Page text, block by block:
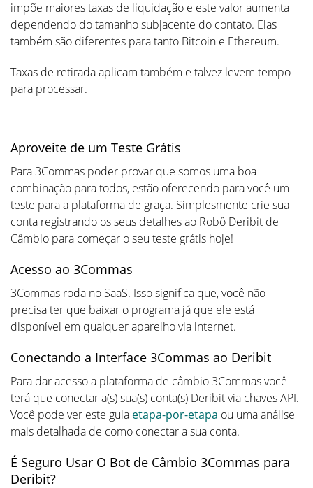
impõe maiores taxas de liquidação e este valor aumenta
dependendo do tamanho subjacente do contato. Elas
também são diferentes para tanto Bitcoin e Ethereum.
Taxas de retirada aplicam também e talvez levem tempo
para processar.
Aproveite de um Teste Grátis
Para 3Commas poder provar que somos uma boa
combinação para todos, estão oferecendo para você um
teste para a plataforma de graça. Simplesmente crie sua
conta registrando os seus detalhes ao Robô Deribit de
Câmbio para começar o seu teste grátis hoje!
Acesso ao 3Commas
3Commas roda no SaaS. Isso significa que, você não
precisa ter que baixar o programa já que ele está
disponível em qualquer aparelho via internet.
Conectando a Interface 3Commas ao Deribit
Para dar acesso a plataforma de câmbio 3Commas você
terá que conectar a(s) sua(s) conta(s) Deribit via chaves API.
Você pode ver este guia etapa-por-etapa ou uma análise
mais detalhada de como conectar a sua conta.
É Seguro Usar O Bot de Câmbio 3Commas para
Deribit?